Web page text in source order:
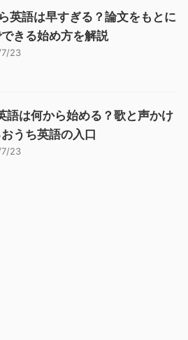
英語は早すぎる？論文をもとに
きる始め方を解説
23
語は何から始める？歌と声かけ
うち英語の入口
23